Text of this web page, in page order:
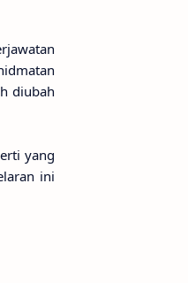
diubah
yang
ini